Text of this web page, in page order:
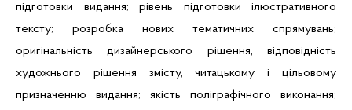
підготовки видання; рівень підготовки ілюстративного
тексту; розробка нових тематичних спрямувань;
оригінальність дизайнерського рішення, відповідність
художнього рішення змісту, читацькому і цільовому
призначенню видання; якість поліграфічного виконання;